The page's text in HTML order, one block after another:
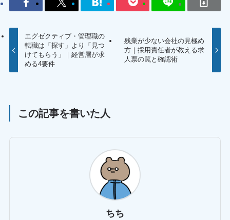
エグゼクティブ・管理職の
転職は「探す」より「見つ
けてもらう」｜経営層が求
める4要件
残業が少ない会社の見極め
方｜採用責任者が教える求
人票の罠と確認術
この記事を書いた人
ちち